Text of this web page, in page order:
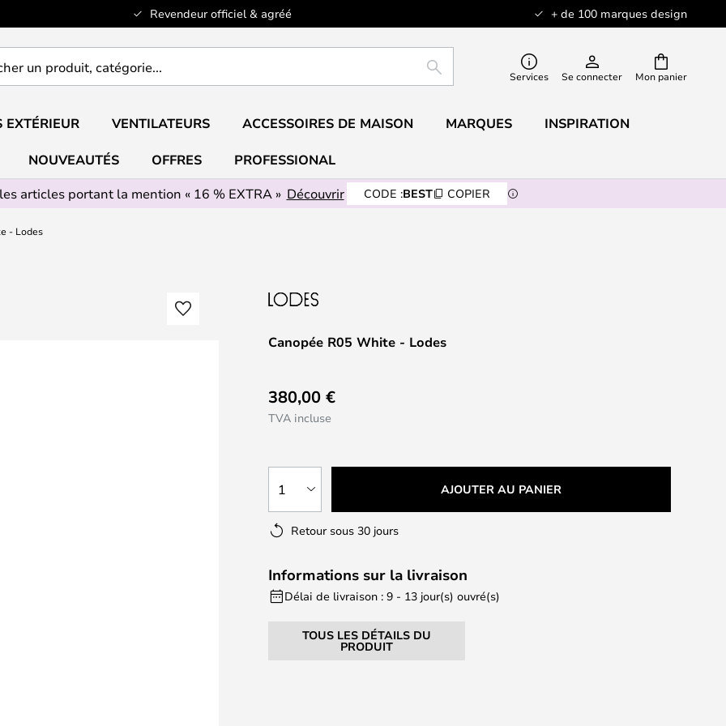
Revendeur officiel & agréé + de 100 marques design
Mon panier
RECHERCHERServices Se connecter
EXTÉRIEUR VENTILATEURS ACCESSOIRES DE MAISON MARQUES INSPIRATION
NOUVEAUTÉS OFFRES
PROFESSIONAL
articles portant la mention « 16 % EXTRA » Découvrir CODE :BEST COPIER
- Lodes
Canopée R05 White - Lodes
380,00 €
TVA incluse
1 AJOUTER AU PANIER
Retour sous 30 jours
Informations sur la livraison
Délai de livraison : 9 - 13 jour(s) ouvré(s)
TOUS LES DÉTAILS DU
PRODUIT